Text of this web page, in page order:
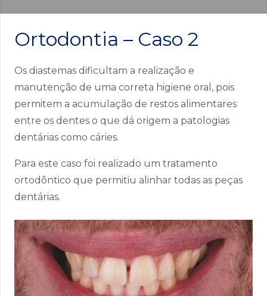
Ortodontia – Caso 2
Os diastemas dificultam a realização e
manutenção de uma correta higiene oral, pois
permitem a acumulação de restos alimentares
entre os dentes o que dá origem a patologias
dentárias como cáries.
Para este caso foi realizado um tratamento
ortodôntico que permitiu alinhar todas as peças
dentárias.